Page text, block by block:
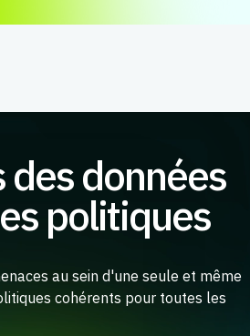
données
politiques
au sein d'une seule et même
cohérents pour toutes les